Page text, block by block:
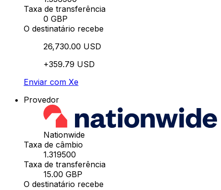
Taxa de transferência
0 GBP
O destinatário recebe
26,730.00 USD
+359.79 USD
Enviar com Xe
Provedor
Nationwide
Taxa de câmbio
1.319500
Taxa de transferência
15.00 GBP
O destinatário recebe